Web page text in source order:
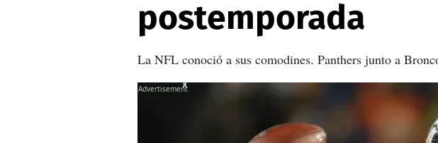
postemporada
La NFL conoció a sus comodines. Panthers junto a
X
X